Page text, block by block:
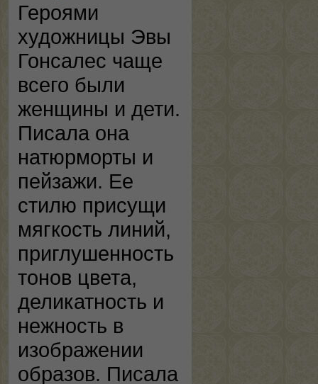
Героями
художницы Эвы
Гонсалес чаще
всего были
женщины и дети.
Писала она
натюрморты и
пейзажи. Ее
стилю присущи
мягкость линий,
приглушенность
тонов цвета,
деликатность и
нежность в
изображении
образов. Писала